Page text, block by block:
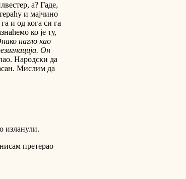
а? Гаде,
и мајчино
и од кога си га
ко је ту,
нагло као
Он
Народски да
Мислим да
изланули.
претерао